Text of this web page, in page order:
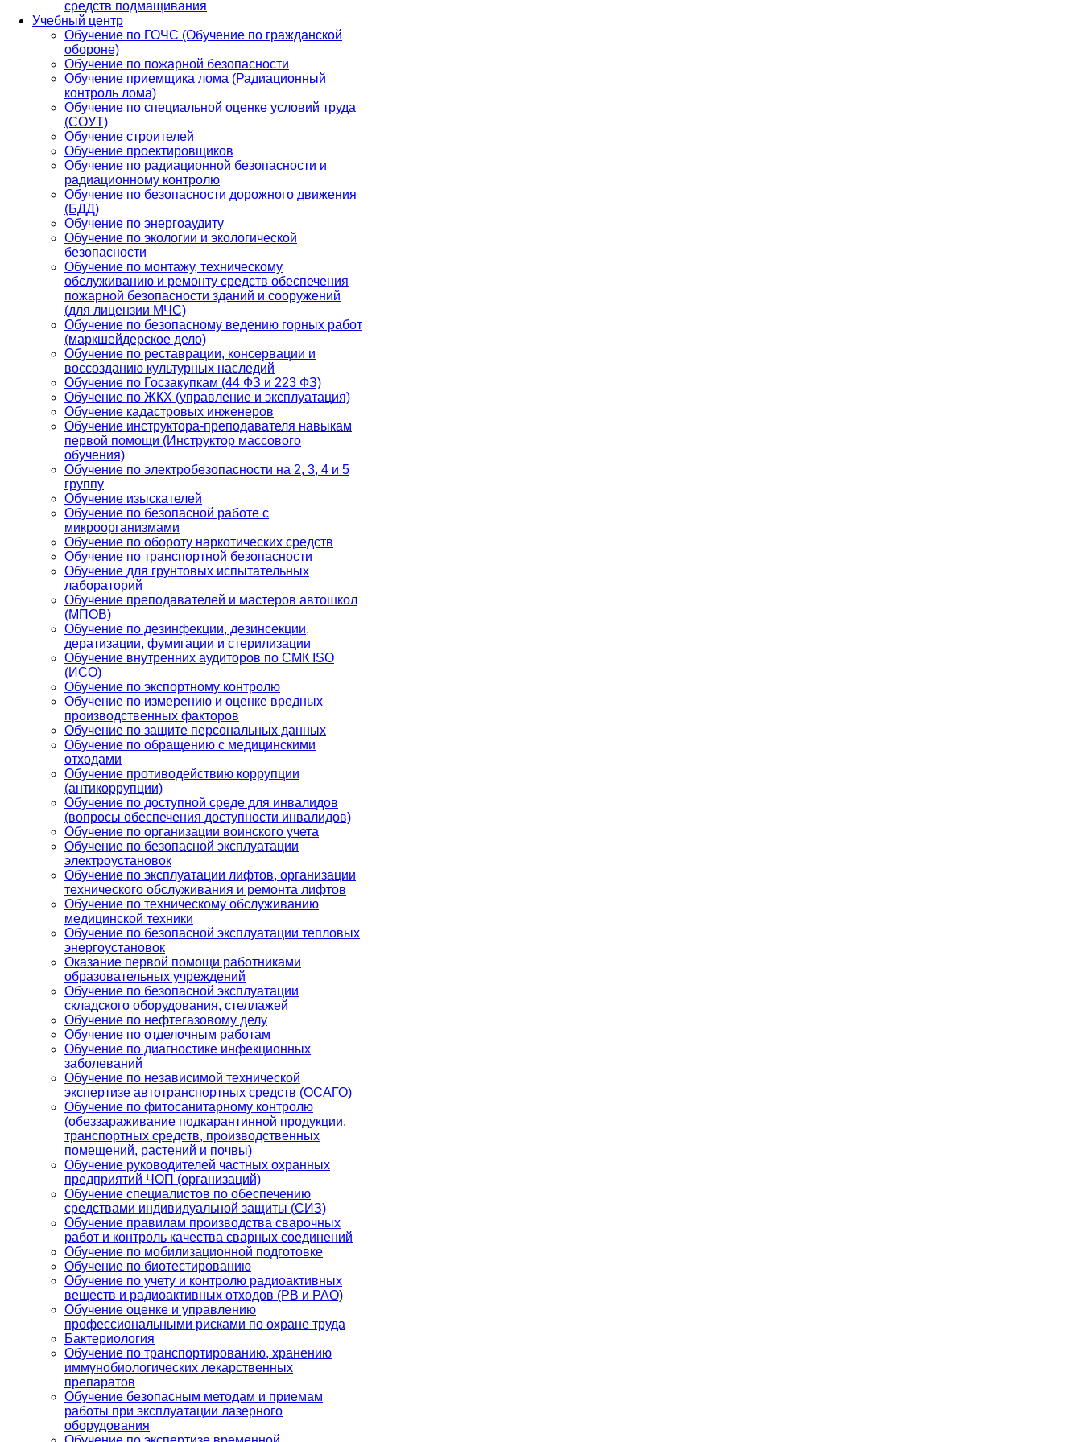
средств подмащивания
Учебный центр
Обучение по ГОЧС (Обучение по гражданской
обороне)
Обучение по пожарной безопасности
Обучение приемщика лома (Радиационный
контроль лома)
Обучение по специальной оценке условий труда
(СОУТ)
Обучение строителей
Обучение проектировщиков
Обучение по радиационной безопасности и
радиационному контролю
Обучение по безопасности дорожного движения
(БДД)
Обучение по энергоаудиту
Обучение по экологии и экологической
безопасности
Обучение по монтажу, техническому
обслуживанию и ремонту средств обеспечения
пожарной безопасности зданий и сооружений
(для лицензии МЧС)
Обучение по безопасному ведению горных работ
(маркшейдерское дело)
Обучение по реставрации, консервации и
воссозданию культурных наследий
Обучение по Госзакупкам (44 ФЗ и 223 ФЗ)
Обучение по ЖКХ (управление и эксплуатация)
Обучение кадастровых инженеров
Обучение инструктора-преподавателя навыкам
первой помощи (Инструктор массового
обучения)
Обучение по электробезопасности на 2, 3, 4 и 5
группу
Обучение изыскателей
Обучение по безопасной работе с
микроорганизмами
Обучение по обороту наркотических средств
Обучение по транспортной безопасности
Обучение для грунтовых испытательных
лабораторий
Обучение преподавателей и мастеров автошкол
(МПОВ)
Обучение по дезинфекции, дезинсекции,
дератизации, фумигации и стерилизации
Обучение внутренних аудиторов по СМК ISO
(ИСО)
Обучение по экспортному контролю
Обучение по измерению и оценке вредных
производственных факторов
Обучение по защите персональных данных
Обучение по обращению с медицинскими
отходами
Обучение противодействию коррупции
(антикоррупции)
Обучение по доступной среде для инвалидов
(вопросы обеспечения доступности инвалидов)
Обучение по организации воинского учета
Обучение по безопасной эксплуатации
электроустановок
Обучение по эксплуатации лифтов, организации
технического обслуживания и ремонта лифтов
Обучение по техническому обслуживанию
медицинской техники
Обучение по безопасной эксплуатации тепловых
энергоустановок
Оказание первой помощи работниками
образовательных учреждений
Обучение по безопасной эксплуатации
складского оборудования, стеллажей
Обучение по нефтегазовому делу
Обучение по отделочным работам
Обучение по диагностике инфекционных
заболеваний
Обучение по независимой технической
экспертизе автотранспортных средств (ОСАГО)
Обучение по фитосанитарному контролю
(обеззараживание подкарантинной продукции,
транспортных средств, производственных
помещений, растений и почвы)
Обучение руководителей частных охранных
предприятий ЧОП (организаций)
Обучение специалистов по обеспечению
средствами индивидуальной защиты (СИЗ)
Обучение правилам производства сварочных
работ и контроль качества сварных соединений
Обучение по мобилизационной подготовке
Обучение по биотестированию
Обучение по учету и контролю радиоактивных
веществ и радиоактивных отходов (РВ и РАО)
Обучение оценке и управлению
профессиональными рисками по охране труда
Бактериология
Обучение по транспортированию, хранению
иммунобиологических лекарственных
препаратов
Обучение безопасным методам и приемам
работы при эксплуатации лазерного
оборудования